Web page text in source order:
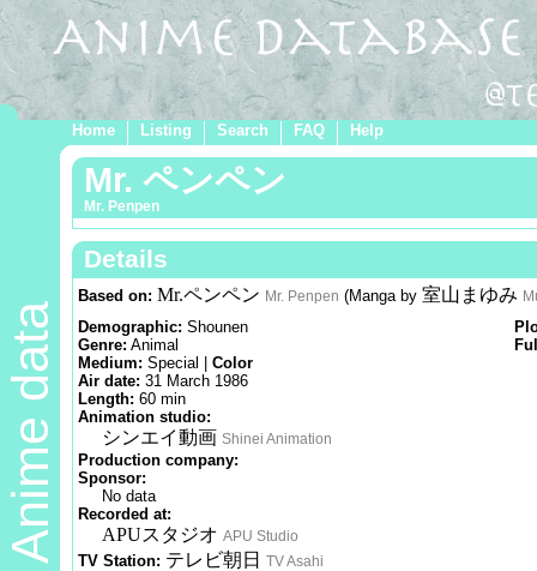
Home Listing Search FAQ Help
Anime data
Mr. ペンペン
Mr. Penpen
Details
Based on: Mr.ペンペン Mr. Penpen (Manga by 室山まゆみ
Demographic: Shounen
Genre: Animal
Medium: Special | Color
Air date: 31 March 1986
Length: 60 min
Animation studio:
シンエイ動画 Shinei Animation
Production company:
Sponsor:
No data
Recorded at:
APUスタジオ APU Studio
TV Station: テレビ朝日 TV Asahi